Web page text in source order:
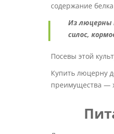
содержание
Из люцерны
силос,
Посевы этой
Купить люцерну
преимущества —